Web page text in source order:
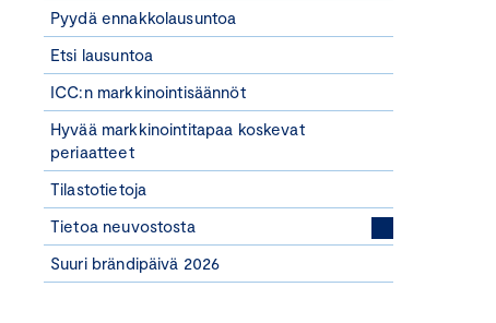
Pyydä ennakkolausuntoa
Etsi lausuntoa
ICC:n markkinointisäännöt
Hyvää markkinointitapaa koskevat
periaatteet
Tilastotietoja
Tietoa neuvostosta
Suuri brändipäivä 2026